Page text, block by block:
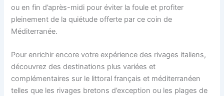
ou en fin d’après-midi pour éviter la foule et profiter
pleinement de la quiétude offerte par ce coin de
Méditerranée.
Pour enrichir encore votre expérience des rivages italiens,
découvrez des destinations plus variées et
complémentaires sur le littoral français et méditerranéen
telles que les rivages bretons d’exception ou les plages de